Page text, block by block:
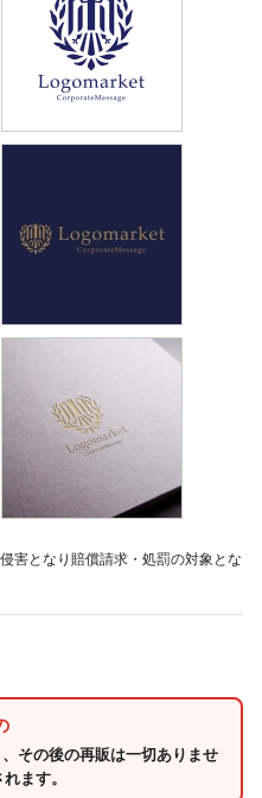
害となり賠償請求・処罰の対象とな
その後の再販は一切ありませ
ます。